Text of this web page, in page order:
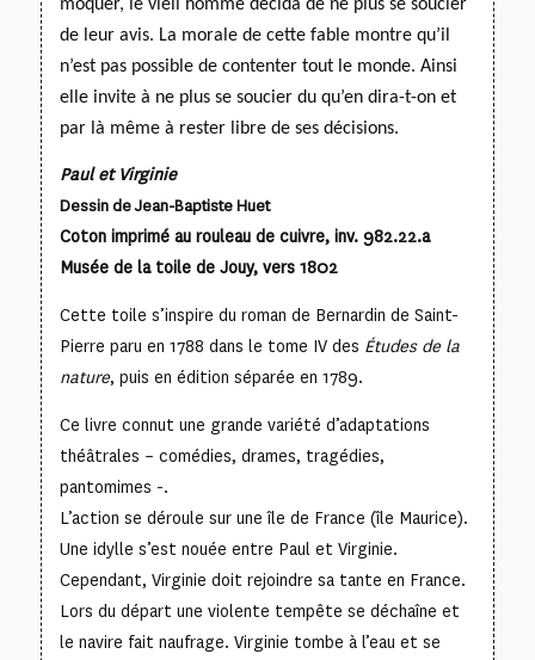
moquer, le vieil homme décida de ne plus se soucier
de leur avis. La morale de cette fable montre qu’il
n’est pas possible de contenter tout le monde. Ainsi
elle invite à ne plus se soucier du qu’en dira-t-onet
par là même à rester libre de ses décisions.
Paul et Virginie
Dessin de Jean-Baptiste Huet
Coton imprimé au rouleau de cuivre, inv. 982.22.a
Musée de la toile de Jouy, vers 1802
Cette toile s’inspire du roman de Bernardin de Saint-
Pierre paru en 1788 dans le tome IV des Études de la
nature, puis en édition séparée en 1789.
Ce livre connut une grande variété d’adaptations
théâtrales – comédies, drames, tragédies,
pantomimes -.
L’action se déroule sur une île de France (île Maurice).
Une idylle s’est nouée entre Paul et Virginie.
Cependant, Virginie doit rejoindre sa tante en France.
Lors du départ une violente tempête se déchaîne et
le navire fait naufrage. Virginie tombe à l’eau et se